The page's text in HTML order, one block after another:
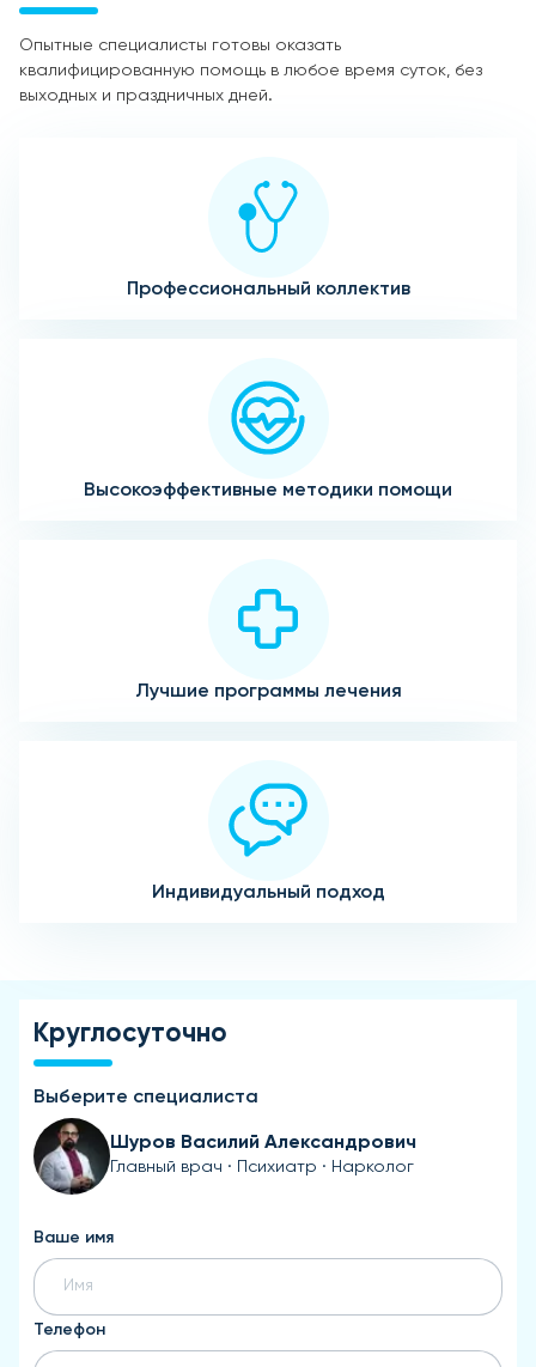
Опытные специалисты готовы оказать
квалифицированную помощь в любое время суток, без
выходных и праздничных дней.
Профессиональный коллектив
Высокоэффективные методики помощи
Лучшие программы лечения
Индивидуальный подход
Круглосуточно
Выберите специалиста
Шуров Василий Александрович
Главный врач · Психиатр · Нарколог
Ваше имя
Телефон